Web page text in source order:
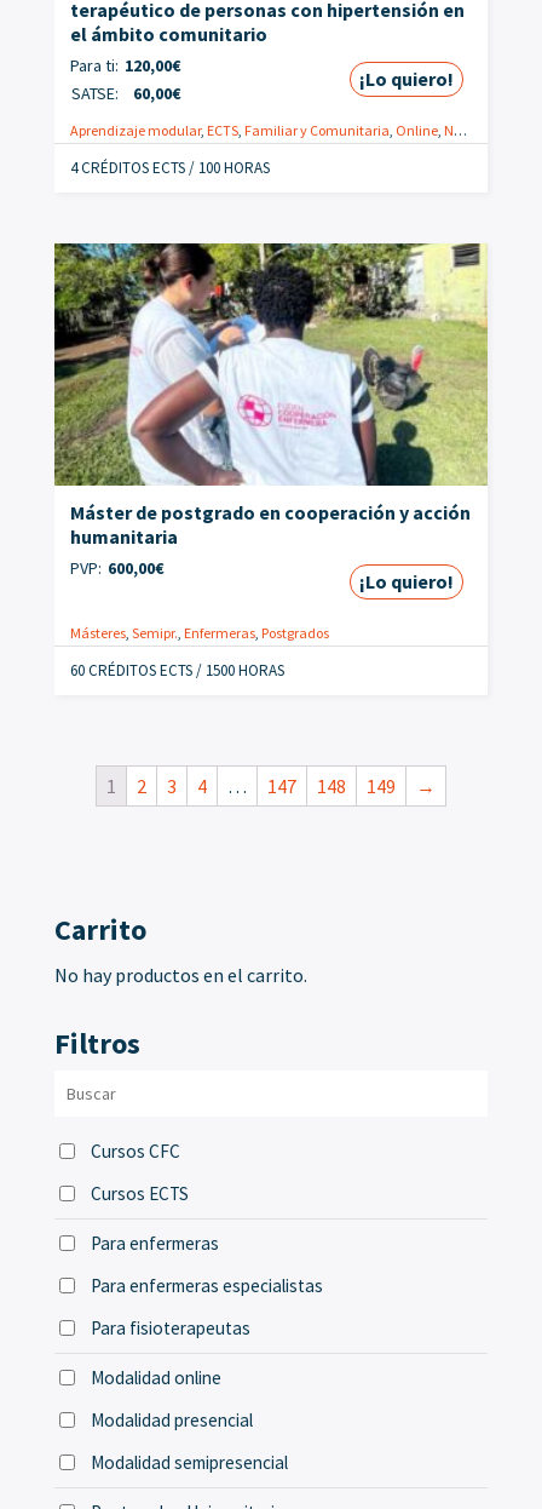
terapéutico de personas con hipertensión en
el ámbito comunitario
Para ti: 120,00€
SATSE:
60,00€
¡Lo quiero!
Aprendizaje modular, ECTS, Familiar y Comunitaria, Online, Nuevo
4 CRÉDITOS ECTS / 100 HORAS
Máster de postgrado en cooperación y acción
humanitaria
PVP: 600,00€
¡Lo quiero!
Másteres, Semipr. Enfermeras, Postgrados
60 CRÉDITOS ECTS / 1500 HORAS
1 2 3 4 … 147 148 149 →
Carrito
No hay productos en el carrito.
Filtros
Cursos CFC
Cursos ECTS
Para enfermeras
Para enfermeras especialistas
Para fisioterapeutas
Modalidad online
Modalidad presencial
Modalidad semipresencial